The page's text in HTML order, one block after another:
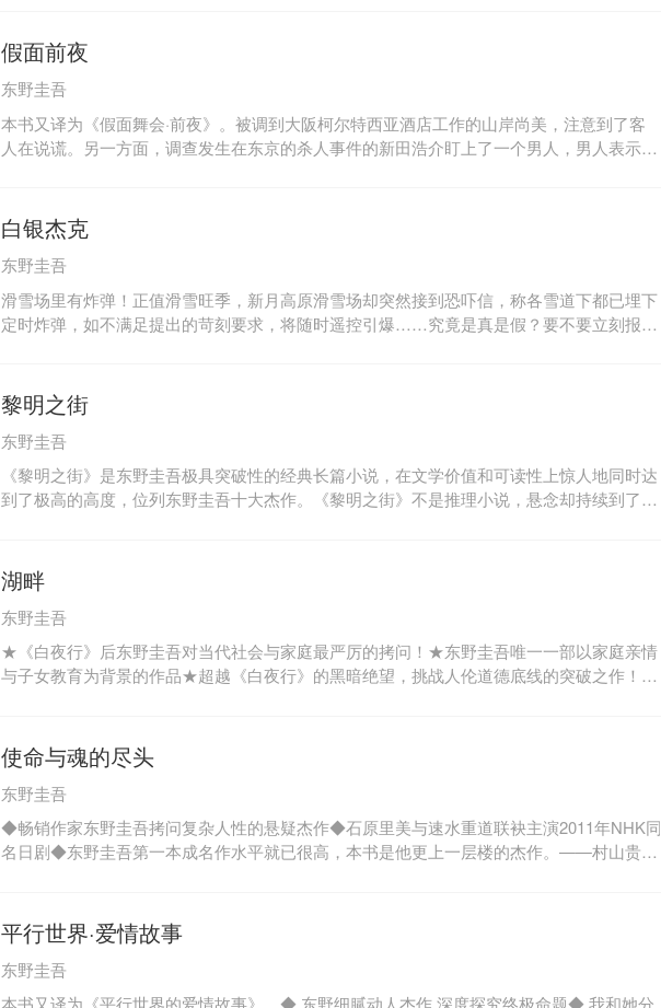
计划……书中《REIKO和玲子》《再生魔术的女人》《二十年后的约定》被改编为剧集收入
日本富士电视台推理悬疑剧《东野圭吾·悬疑故事》。
假面前夜
东野圭吾
本书又译为《假面舞会·前夜》。被调到大阪柯尔特西亚酒店工作的山岸尚美，注意到了客
人在说谎。另一方面，调查发生在东京的杀人事件的新田浩介盯上了一个男人，男人表示案
些故事的主人公形形色色，有消失多年的前男友、料理教室的老师、神秘的作家、狂热的追
星族、乏味的大学教授，他们都有各自的假面，是保护假面，还是揭开假面，尚是职场新人
的酒店前台山岸尚美和年轻的刑警新田浩介会如何应对？4个发人深省的故事将给出答案。
白银杰克
东野圭吾
滑雪场里有炸弹！正值滑雪旺季，新月高原滑雪场却突然接到恐吓信，称各雪道下都已埋下
定时炸弹，如不满足提出的苛刻要求，将随时遥控引爆……究竟是真是假？要不要立刻报
料……究竟谁是真的恐吓者？翻开东野圭吾编写的长篇小说《白银杰克》，谜底等你来揭
晓！
黎明之街
东野圭吾
《黎明之街》是东野圭吾极具突破性的经典长篇小说，在文学价值和可读性上惊人地同时达
到了极高的高度，位列东野圭吾十大杰作。《黎明之街》不是推理小说，悬念却持续到了全
首部以爱恋为主题的小说，没想到完成得这么好。希望读者会有这样的感受——东野圭吾写
了和以往不太一样的东西，不过也很不错呢。”我快四十岁了，家有妻女，工作小有所成，
已过了可以执着于恋爱的年龄，但我无法自拔地爱上了新同事秋叶。一个警察突然找到我，
说秋叶是十五年前一桩命案的嫌疑人，案子的诉讼时效就要到了。我想相信秋叶是无辜的，
但万一不是呢？我不敢再想下去。我突然意识到自己其实对深爱的这个女人一无所知。座钟
的指针过了零点，秋叶紧闭的眼中溢出了泪水。她慢慢睁开眼睛，长叹一声，嘴角浮现出笑
湖畔
东野圭吾
★《白夜行》后东野圭吾对当代社会与家庭最严厉的拷问！★东野圭吾唯一一部以家庭亲情
与子女教育为背景的作品★超越《白夜行》的黑暗绝望，挑战人伦道德底线的突破之作！★
但邻居们竭力帮助妻子隐瞒罪行，在众人的劝说下丈夫终于加入了毁尸灭迹的行列，然而冷
静下来他才意识到这一切非常不合情理。当真相被揭开之时，他却已无法挣脱……
使命与魂的尽头
东野圭吾
◆畅销作家东野圭吾拷问复杂人性的悬疑杰作◆石原里美与速水重道联袂主演2011年NHK同
名日剧◆东野圭吾第一本成名作水平就已很高，本书是他更上一层楼的杰作。——村山贵史
成的使命，每个人都怀抱着使命出生。夕纪的父亲因动脉瘤死在了手术台上，主刀医生是帝
都大学医院心脏血管外科的西园。十几年后，夕纪成为了该医院的实习医生，而母亲正在和
西园谈婚论嫁。夕纪对父亲的死一直持有怀疑。她暗中调查西园，打听父亲的往事，终于发
现了一个秘密。
平行世界·爱情故事
东野圭吾